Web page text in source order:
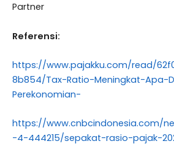
Partner
Referensi:
https://www.pajakku.com/read/
8b854/Tax-Ratio-Meningkat-Apa-
Perekonomian-
https://www.cnbcindonesia.com/
-4-444215/sepakat-rasio-pajak-